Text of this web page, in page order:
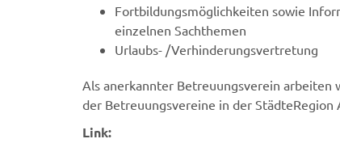
Fortbildungsmöglichkeiten sowie
einzelnen Sachthemen
Urlaubs- /Verhinderungsvertretung
Als anerkannter Betreuungsverein
der Betreuungsvereine in der StädteRegion
Link: